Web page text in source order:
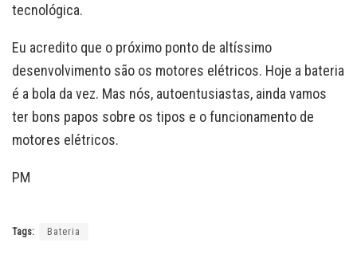
tecnológica.
Eu acredito que o próximo ponto de altíssimo
desenvolvimento são os motores elétricos. Hoje a bateria
é a bola da vez. Mas nós, autoentusiastas, ainda vamos
ter bons papos sobre os tipos e o funcionamento de
motores elétricos.
PM
Tags: Bateria